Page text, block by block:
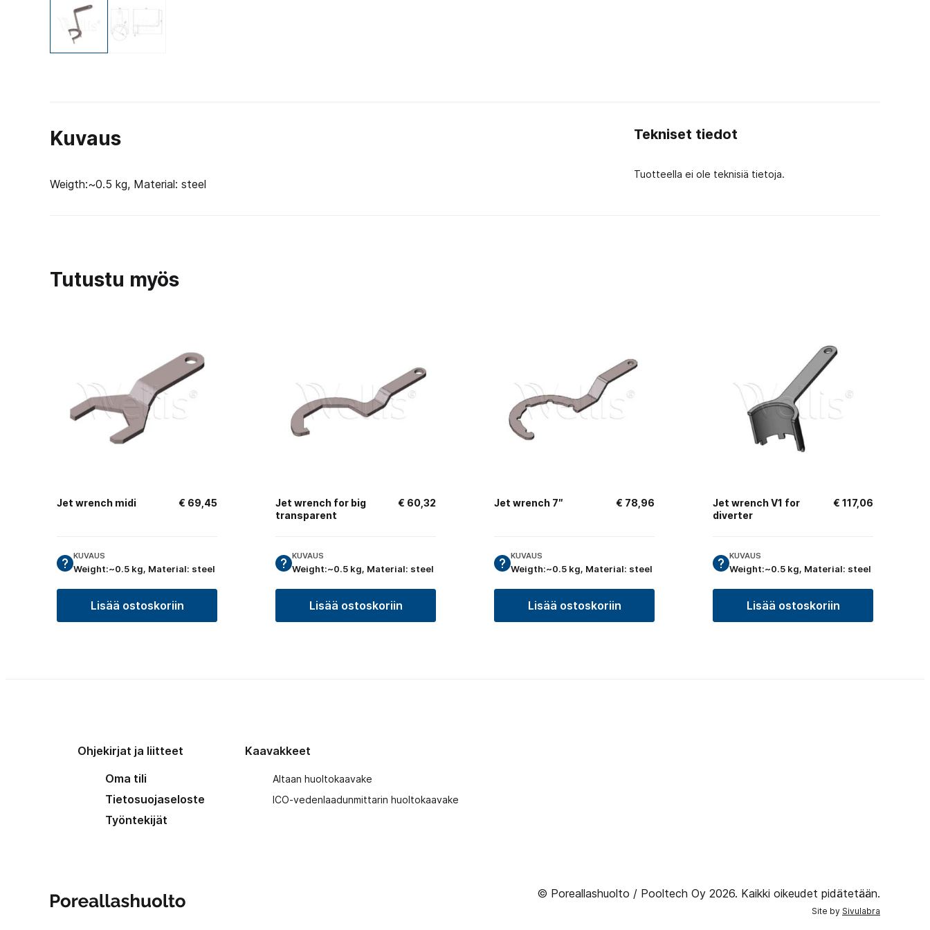
Kuvaus
Weigth:~0.5 kg, Material: steel
Tekniset tiedot
Tuotteella ei ole teknisiä tietoja.
Tutustu myös
Jet wrench midi € 69,45
KUVAUS
Weight:~0.5 kg, Material: steel
Lisää ostoskoriin
Jet wrench for big
transparent
€ 60,32
KUVAUS
Weight:~0.5 kg, Material: steel
Lisää ostoskoriin
Jet wrench 7″ € 78,96
KUVAUS
Weigth:~0.5 kg, Material: steel
Lisää ostoskoriin
Jet wrench V1 for
diverter
€ 117,06
KUVAUS
Weight:~0.5 kg, Material: steel
Lisää ostoskoriin
Ohjekirjat ja liitteet
Oma tili
Tietosuojaseloste
Työntekijät
Kaavakkeet
Altaan huoltokaavake
ICO-vedenlaadunmittarin huoltokaavake
Poreallashuolto © Poreallashuolto / Pooltech Oy 2026. Kaikki oikeudet pidätetään.
Site by Sivulabra